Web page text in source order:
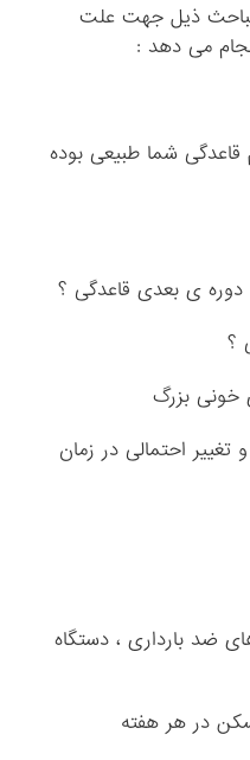
ذیل جهت علت
می دهد :
شما طبیعی بوده
دوره ی بعدی قاعدگی ؟
؟
خونی بزرگ
احتمالی در زمان
ضد بارداری ، دستگاه
در هر هفته